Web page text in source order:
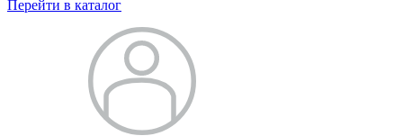
Перейти в каталог